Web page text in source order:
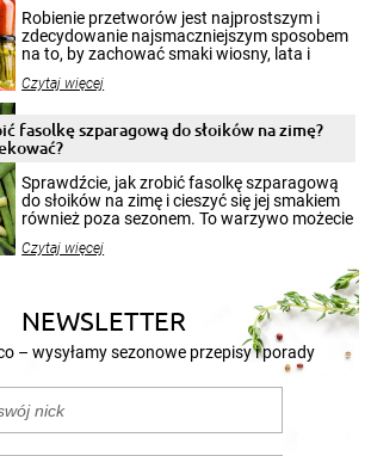
Robienie przetworów jest najprostszym i
zdecydowanie najsmaczniejszym sposobem
na to, by zachować smaki wiosny, lata i
krajobrazów, by cieszyć nimi oko w sezonie
pełni poczuć atmosferę cieplejszych
miesięcy. Przygotowanie słoików ze
patenty, które pozwolą zachować świeżość
przetworów.
Czytaj więcej
fasolkę szparagową do słoików na zimę?
Sprawdźcie, jak zrobić fasolkę szparagową
do słoików na zimę i cieszyć się jej smakiem
również poza sezonem. To warzywo możecie
nasze propozycje!
Czytaj więcej
NEWSLETTER
– wysyłamy sezonowe przepisy i porady